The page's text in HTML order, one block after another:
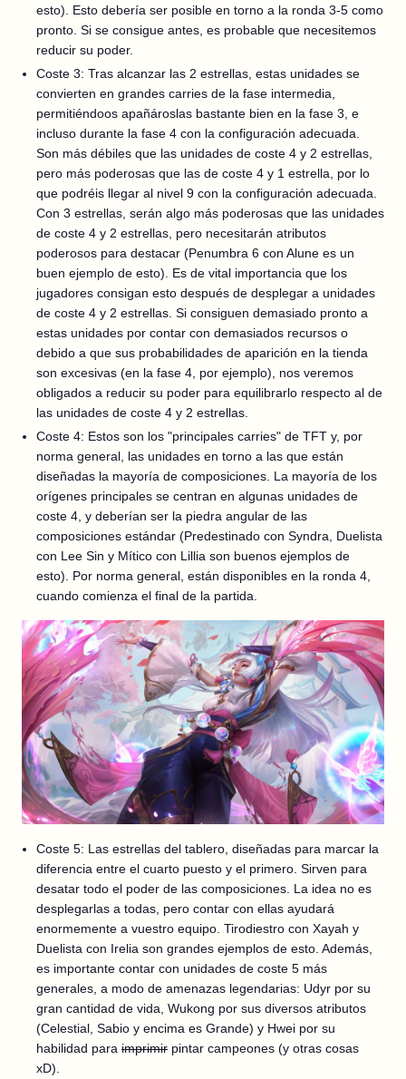
esto). Esto debería ser posible en torno a la ronda 3-5 como
pronto. Si se consigue antes, es probable que necesitemos
reducir su poder.
Coste 3: Tras alcanzar las 2 estrellas, estas unidades se
convierten en grandes carries de la fase intermedia,
permitiéndoos apañároslas bastante bien en la fase 3, e
incluso durante la fase 4 con la configuración adecuada.
Son más débiles que las unidades de coste 4 y 2 estrellas,
pero más poderosas que las de coste 4 y 1 estrella, por lo
que podréis llegar al nivel 9 con la configuración adecuada.
Con 3 estrellas, serán algo más poderosas que las unidades
de coste 4 y 2 estrellas, pero necesitarán atributos
poderosos para destacar (Penumbra 6 con Alune es un
buen ejemplo de esto). Es de vital importancia que los
jugadores consigan esto después de desplegar a unidades
de coste 4 y 2 estrellas. Si consiguen demasiado pronto a
estas unidades por contar con demasiados recursos o
debido a que sus probabilidades de aparición en la tienda
son excesivas (en la fase 4, por ejemplo), nos veremos
obligados a reducir su poder para equilibrarlo respecto al de
las unidades de coste 4 y 2 estrellas.
Coste 4: Estos son los "principales carries" de TFT y, por
norma general, las unidades en torno a las que están
diseñadas la mayoría de composiciones. La mayoría de los
orígenes principales se centran en algunas unidades de
coste 4, y deberían ser la piedra angular de las
composiciones estándar (Predestinado con Syndra, Duelista
con Lee Sin y Mítico con Lillia son buenos ejemplos de
esto). Por norma general, están disponibles en la ronda 4,
cuando comienza el final de la partida.
Coste 5: Las estrellas del tablero, diseñadas para marcar la
diferencia entre el cuarto puesto y el primero. Sirven para
desatar todo el poder de las composiciones. La idea no es
desplegarlas a todas, pero contar con ellas ayudará
enormemente a vuestro equipo. Tirodiestro con Xayah y
Duelista con Irelia son grandes ejemplos de esto. Además,
es importante contar con unidades de coste 5 más
generales, a modo de amenazas legendarias: Udyr por su
gran cantidad de vida, Wukong por sus diversos atributos
(Celestial, Sabio y encima es Grande) y Hwei por su
habilidad para imprimir pintar campeones (y otras cosas
xD).